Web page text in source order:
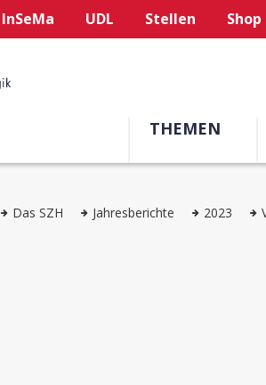
InSeMa UDL Stellen Shop
THEMEN
Das SZH Jahresberichte 2023